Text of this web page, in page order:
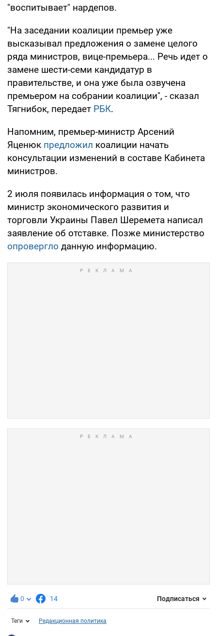
"воспитывает" нардепов.
"На заседании коалиции премьер уже
высказывал предложения о замене целого
ряда министров, вице-премьера... Речь идет о
замене шести-семи кандидатур в
правительстве, и она уже была озвучена
премьером на собрании коалиции", - сказал
Тягнибок, передает РБК.
Напомним, премьер-министр Арсений
Яценюк предложил коалиции начать
консультации изменений в составе Кабинета
министров.
2 июля появилась информация о том, что
министр экономического развития и
торговли Украины Павел Шеремета написал
заявление об отставке. Позже министерство
опровергло данную информацию.
0 14 Подписаться
Теги Редакционная политика